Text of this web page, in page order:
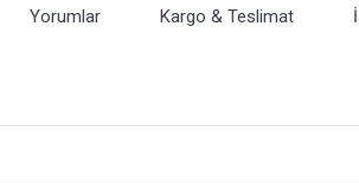
Yorumlar Kargo & Teslimat